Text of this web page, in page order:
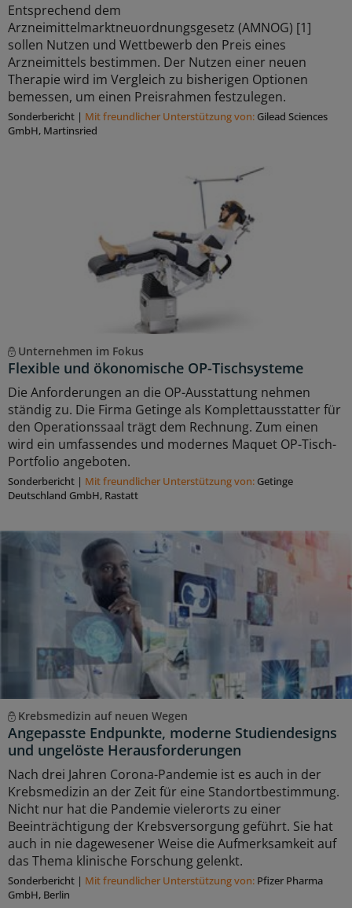
Entsprechend dem
Arzneimittelmarktneuordnungsgesetz (AMNOG) [1]
sollen Nutzen und Wettbewerb den Preis eines
Arzneimittels bestimmen. Der Nutzen einer neuen
Therapie wird im Vergleich zu bisherigen Optionen
bemessen, um einen Preisrahmen festzulegen.
Sonderbericht | Mit freundlicher Unterstützung von: Gilead Sciences
GmbH, Martinsried
Unternehmen im Fokus
Flexible und ökonomische OP-Tischsysteme
Die Anforderungen an die OP-Ausstattung nehmen
ständig zu. Die Firma Getinge als Komplettausstatter für
den Operationssaal trägt dem Rechnung. Zum einen
wird ein umfassendes und modernes Maquet OP-Tisch-
Portfolio angeboten.
Sonderbericht | Mit freundlicher Unterstützung von: Getinge
Deutschland GmbH, Rastatt
Krebsmedizin auf neuen Wegen
Angepasste Endpunkte, moderne Studiendesigns
und ungelöste Herausforderungen
Nach drei Jahren Corona-Pandemie ist es auch in der
Krebsmedizin an der Zeit für eine Standortbestimmung.
Nicht nur hat die Pandemie vielerorts zu einer
Beeinträchtigung der Krebsversorgung geführt. Sie hat
auch in nie dagewesener Weise die Aufmerksamkeit auf
das Thema klinische Forschung gelenkt.
Sonderbericht | Mit freundlicher Unterstützung von: Pfizer Pharma
GmbH, Berlin